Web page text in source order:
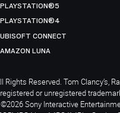
PLAYSTATION®5
PLAYSTATION®4
UBISOFT CONNECT
AMAZON LUNA
Reserved. Tom Clancy’s,
or unregistered
Sony Interactive